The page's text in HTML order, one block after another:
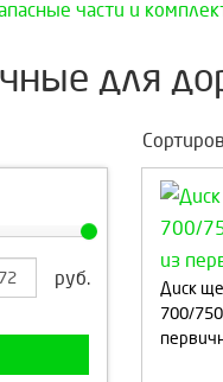
части и
для
руб.
Диск
700/